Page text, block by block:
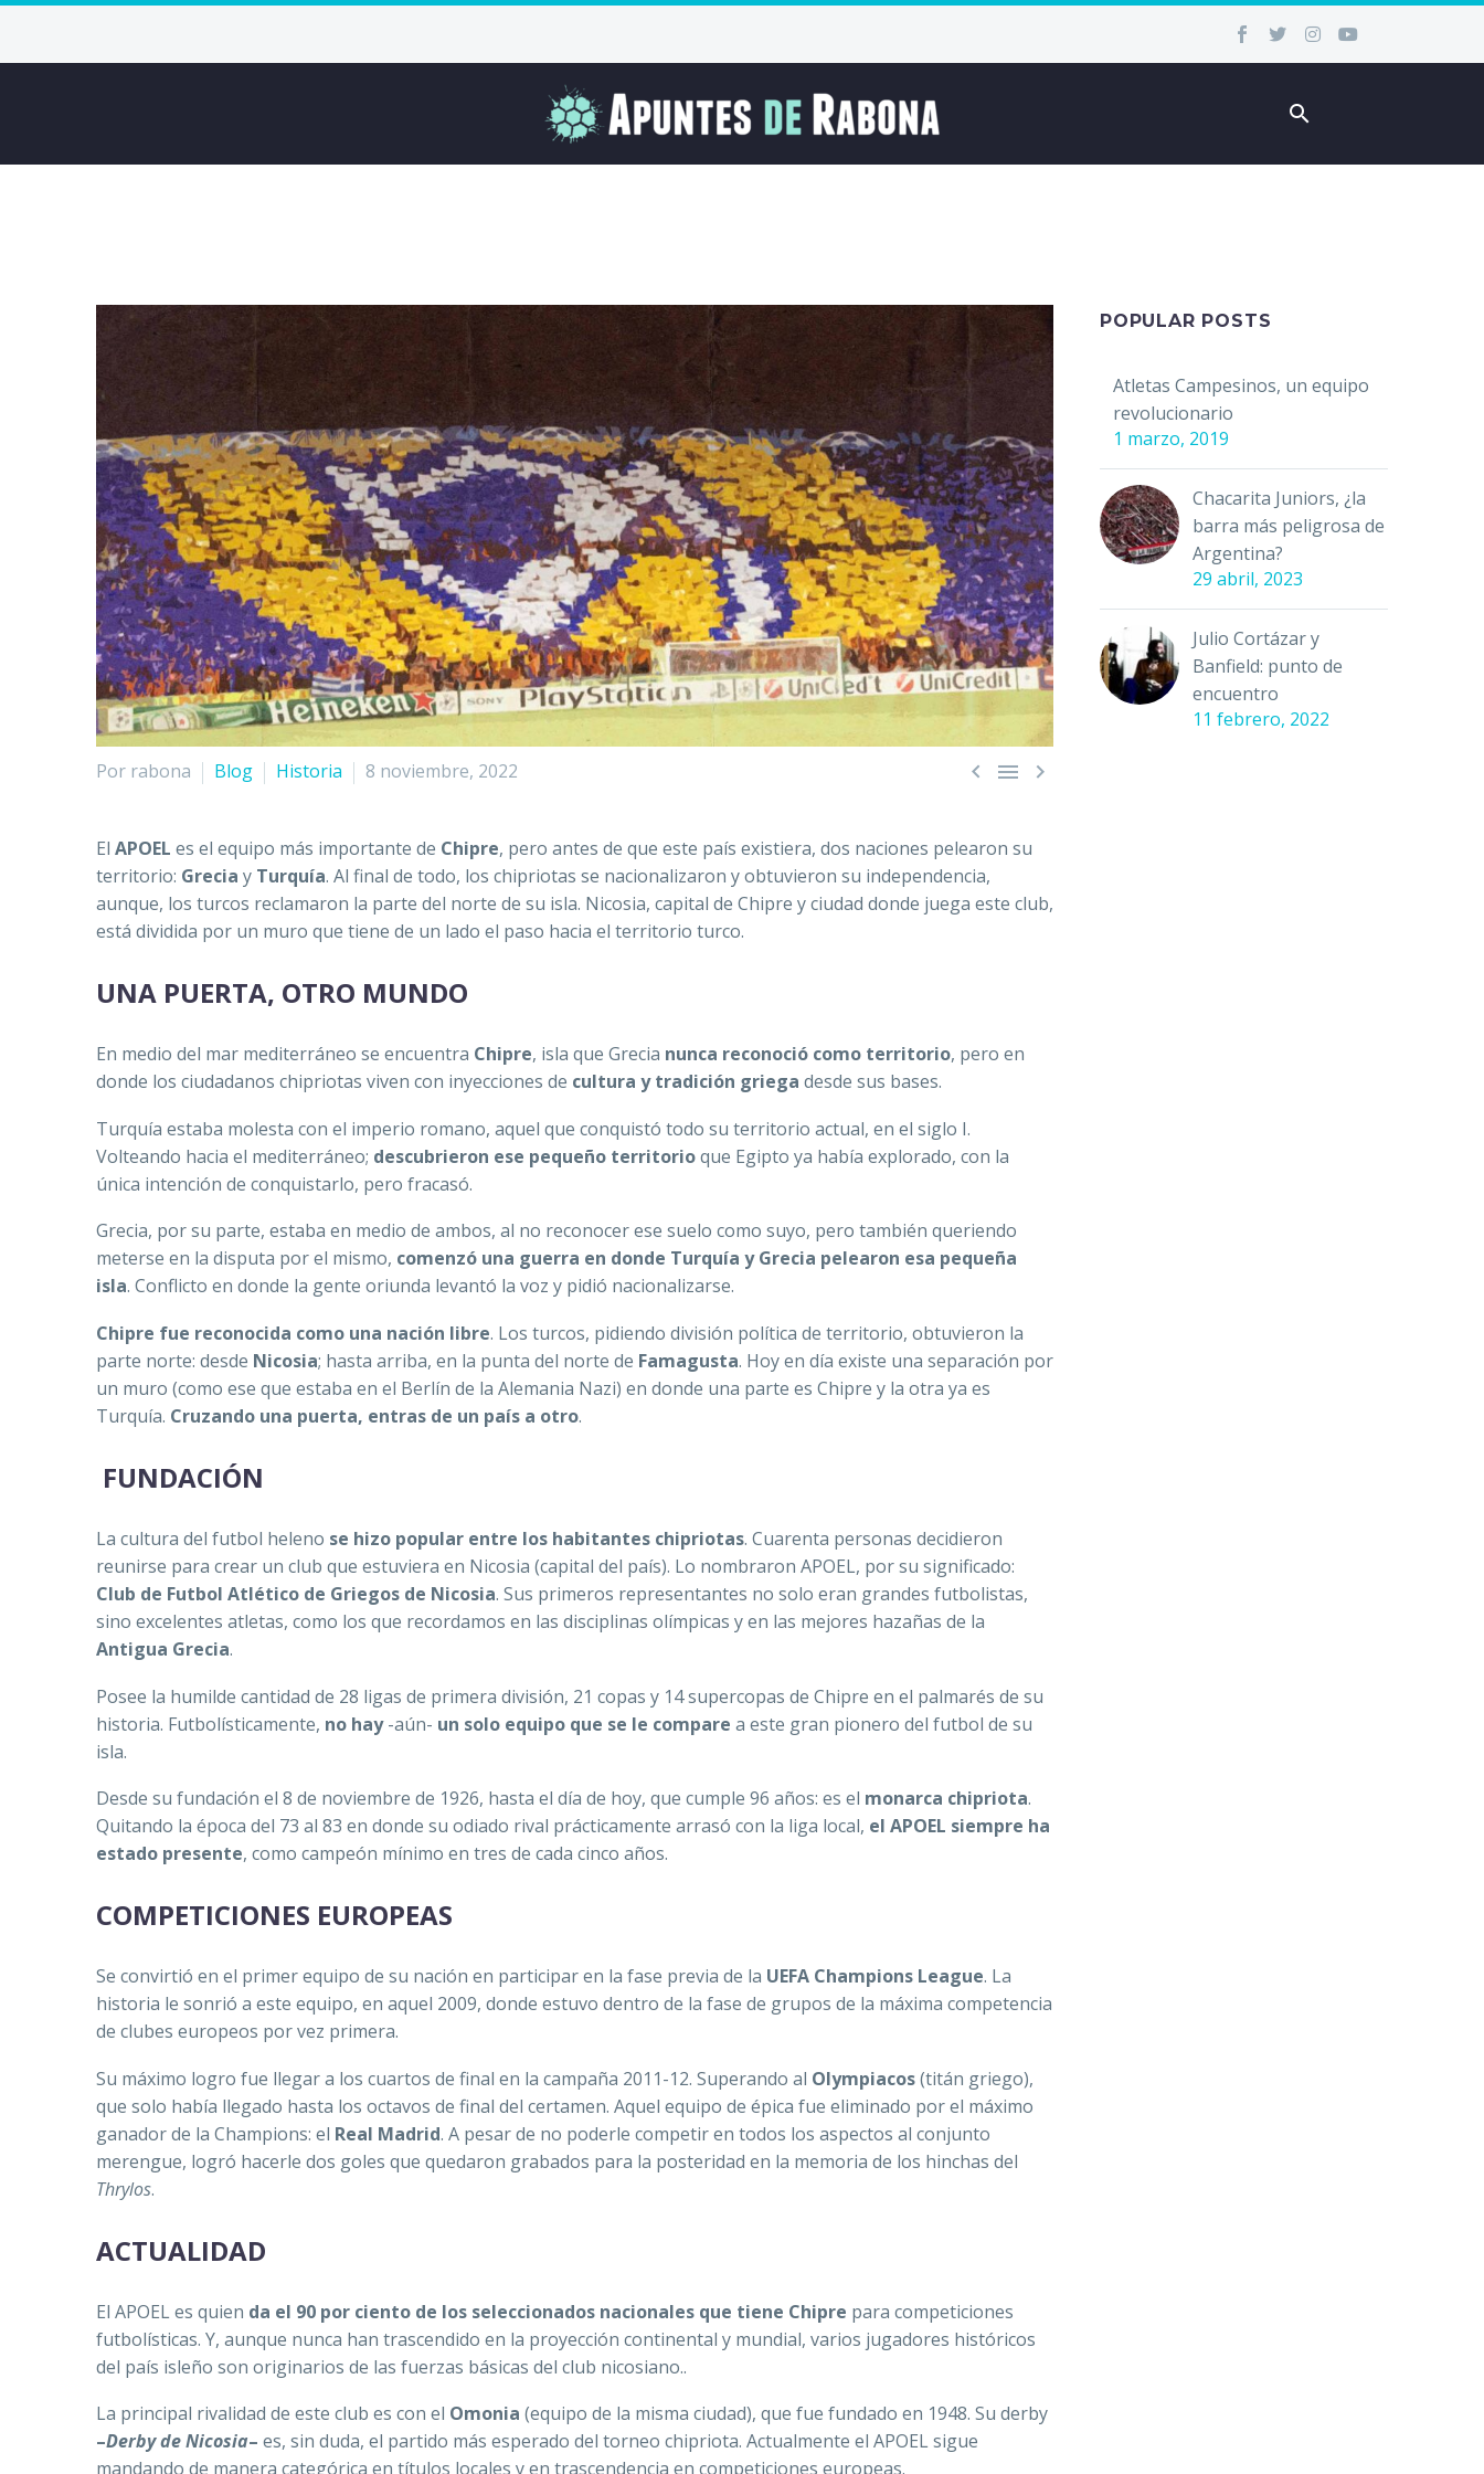
  
Por rabona Blog Historia 8 noviembre, 2022
El APOEL es el equipo más importante de Chipre, pero antes de que este país existiera, dos naciones pelearon su
territorio: Grecia y Turquía. Al final de todo, los chipriotas se nacionalizaron y obtuvieron su independencia,
aunque, los turcos reclamaron la parte del norte de su isla. Nicosia, capital de Chipre y ciudad donde juega este club,
está dividida por un muro que tiene de un lado el paso hacia el territorio turco.
UNA PUERTA, OTRO MUNDO
En medio del mar mediterráneo se encuentra Chipre, isla que Grecia nunca reconoció como territorio, pero en
donde los ciudadanos chipriotas viven con inyecciones de cultura y tradición griega desde sus bases.
Turquía estaba molesta con el imperio romano, aquel que conquistó todo su territorio actual, en el siglo I.
Volteando hacia el mediterráneo; descubrieron ese pequeño territorioque Egipto ya había explorado, con la
única intención de conquistarlo, pero fracasó.
Grecia, por su parte, estaba en medio de ambos, al no reconocer ese suelo como suyo, pero también queriendo
meterse en la disputa por el mismo, comenzó una guerra en donde Turquía y Grecia pelearon esa pequeña
isla. Conflicto en donde la gente oriunda levantó la voz y pidió nacionalizarse.
Chipre fue reconocida como una nación libre. Los turcos, pidiendo división política de territorio, obtuvieron la
parte norte: desde Nicosia; hasta arriba, en la punta del norte de Famagusta. Hoy en día existe una separación por
un muro (como ese que estaba en el Berlín de la Alemania Nazi) en donde una parte es Chipre y la otra ya es
Turquía. Cruzando una puerta, entras de un país a otro.
FUNDACIÓN
La cultura del futbol heleno se hizo popular entre los habitantes chipriotas. Cuarenta personas decidieron
reunirse para crear un club que estuviera en Nicosia (capital del país). Lo nombraron APOEL, por su significado:
Club de Futbol Atlético de Griegos de Nicosia. Sus primeros representantes no solo eran grandes futbolistas,
sino excelentes atletas, como los que recordamos en las disciplinas olímpicas y en las mejores hazañas de la
Antigua Grecia.
Posee la humilde cantidad de 28 ligas de primera división, 21 copas y 14 supercopas de Chipre en el palmarés de su
historia. Futbolísticamente, no hay-aún- un solo equipo que se le compare a este gran pionero del futbol de su
isla.
Desde su fundación el 8 de noviembre de 1926, hasta el día de hoy, que cumple 96 años: es el monarca chipriota.
Quitando la época del 73 al 83 en donde su odiado rival prácticamente arrasó con la liga local, el APOEL siempre ha
estado presente, como campeón mínimo en tres de cada cinco años.
COMPETICIONES EUROPEAS
Se convirtió en el primer equipo de su nación en participar en la fase previa de la UEFA Champions League. La
historia le sonrió a este equipo, en aquel 2009, donde estuvo dentro de la fase de grupos de la máxima competencia
de clubes europeos por vez primera.
Su máximo logro fue llegar a los cuartos de final en la campaña 2011-12. Superando al Olympiacos(titán griego),
que solo había llegado hasta los octavos de final del certamen. Aquel equipo de épica fue eliminado por el máximo
ganador de la Champions: el Real Madrid. A pesar de no poderle competir en todos los aspectos al conjunto
merengue, logró hacerle dos goles que quedaron grabados para la posteridad en la memoria de los hinchas del
Τhrylos.
ACTUALIDAD
El APOEL es quien da el 90 por ciento de los seleccionados nacionales que tiene Chipre para competiciones
futbolísticas. Y, aunque nunca han trascendido en la proyección continental y mundial, varios jugadores históricos
del país isleño son originarios de las fuerzas básicas del club nicosiano..
La principal rivalidad de este club es con el Omonia (equipo de la misma ciudad), que fue fundado en 1948. Su derby
–Derby de Nicosia– es, sin duda, el partido más esperado del torneo chipriota. Actualmente el APOEL sigue
mandando de manera categórica en títulos locales y en trascendencia en competiciones europeas.
POPULAR POSTS
Atletas Campesinos, un equipo
revolucionario
1 marzo, 2019
Chacarita Juniors, ¿la
barra más peligrosa de
Argentina?
29 abril, 2023
Julio Cortázar y
Banfield: punto de
encuentro
11 febrero, 2022